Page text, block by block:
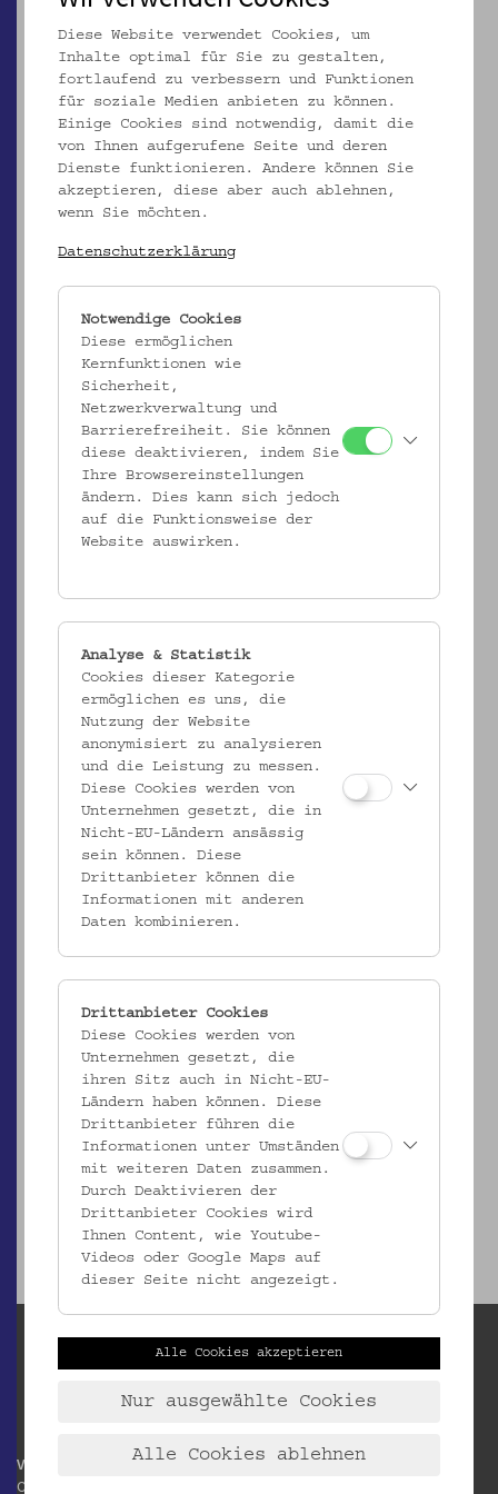
Ergebnisliste (3)
Topf
_MEHR
EMK/4.515
Topf
_MEHR
Topf
_MEHR
Volkskundemuseum Wien
Otto Wagner Areal
Diese Website verwendet Cookies, um
Inhalte optimal für Sie zu gestalten,
fortlaufend zu verbessern und Funktionen
für soziale Medien anbieten zu können.
Einige Cookies sind notwendig, damit die
von Ihnen aufgerufene Seite und deren
Dienste funktionieren. Andere können Sie
akzeptieren, diese aber auch ablehnen,
wenn Sie möchten.
Datenschutzerklärung
Notwendige Cookies
Diese ermöglichen
Kernfunktionen wie
Sicherheit,
Netzwerkverwaltung und
Barrierefreiheit. Sie können
diese deaktivieren, indem Sie
Ihre Browsereinstellungen
ändern. Dies kann sich jedoch
auf die Funktionsweise der
Website auswirken.
Analyse & Statistik
Cookies dieser Kategorie
ermöglichen es uns, die
Nutzung der Website
anonymisiert zu analysieren
und die Leistung zu messen.
Diese Cookies werden von
Unternehmen gesetzt, die in
Nicht-EU-Ländern ansässig
sein können. Diese
Drittanbieter können die
Informationen mit anderen
Daten kombinieren.
Drittanbieter Cookies
Diese Cookies werden von
Unternehmen gesetzt, die
ihren Sitz auch in Nicht-EU-
Ländern haben können. Diese
Drittanbieter führen die
Informationen unter Umständen
mit weiteren Daten zusammen.
Durch Deaktivieren der
Drittanbieter Cookies wird
Ihnen Content, wie Youtube-
Videos oder Google Maps auf
dieser Seite nicht angezeigt.
Alle Cookies akzeptieren
Nur ausgewählte Cookies
Alle Cookies ablehnen